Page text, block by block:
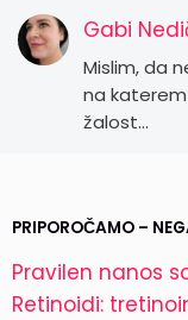
Gabi
Mislim, da
na katerem
žalost…
PRIPOROČAMO –
Pravilen nanos
Retinoidi: